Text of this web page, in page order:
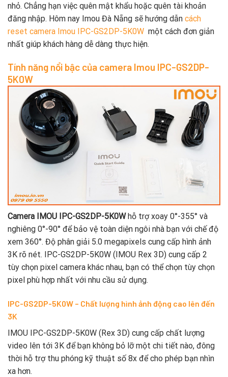
nhỏ. Chẳng hạn việc quên mật khẩu hoặc quên tài khoản
đăng nhập. Hôm nay Imou Đà Nẵng sẽ hướng dẫn cách
reset camera Imou IPC-GS2DP-5K0W một cách đơn giản
nhất giúp khách hàng dễ dàng thực hiện.
Tính năng nổi bậc của camera Imou IPC-GS2DP-
5K0W
Camera IMOU IPC-GS2DP-5K0Whỗ trợ xoay 0°-355° và
nghiêng 0°-90° để bảo vệ toàn diện ngôi nhà bạn với chế độ
xem 360°. Độ phân giải 5.0 megapixels cung cấp hình ảnh
3K rõ nét. IPC-GS2DP-5K0W (IMOU Rex 3D) cung cấp 2
tùy chọn pixel camera khác nhau, bạn có thể chọn tùy chọn
pixel phù hợp nhất với nhu cầu sử dụng.
IPC-GS2DP-5K0W – Chất lượng hình ảnh động cao lên đến
3K
IMOU IPC-GS2DP-5K0W (Rex 3D) cung cấp chất lượng
video lên tới 3K để bạn không bỏ lỡ một chi tiết nào, đông
thời hỗ trợ thu phóng kỹ thuật số 8x để cho phép bạn nhìn
xa hơn.